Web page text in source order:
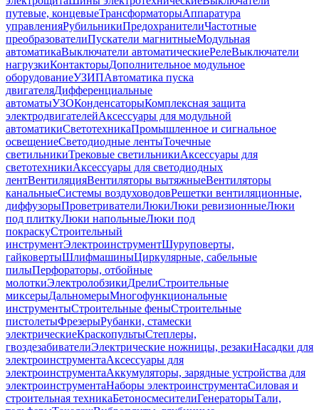
путевые, концевыеТрансформаторыАппаратура
управленияРубильникиПредохранителиЧастотные
преобразователиПускатели магнитныеМодульная
автоматикаВыключатели автоматическиеРелеВыключатели
нагрузкиКонтакторыДополнительное модульное
оборудованиеУЗИПАвтоматика пуска
двигателяДифференциальные
автоматыУЗОКонденсаторыКомплексная защита
электродвигателейАксессуары для модульной
автоматикиСветотехникаПромышленное и сигнальное
освещениеСветодиодные лентыТочечные
светильникиТрековые светильникиАксессуары для
светотехникиАксессуары для светодиодных
лентВентиляцияВентиляторы вытяжныеВентиляторы
канальныеСистемы воздуховодовРешетки вентиляционные,
диффузорыПроветривателиЛюкиЛюки ревизионныеЛюки
под плиткуЛюки напольныеЛюки под
покраскуСтроительный
инструментЭлектроинструментШуруповерты,
гайковертыШлифмашиныЦиркулярные, сабельные
пилыПерфораторы, отбойные
молоткиЭлектролобзикиДрелиСтроительные
миксерыДальномерыМногофункциональные
инструментыСтроительные феныСтроительные
пистолетыФрезерыРубанки, стамески
электрическиеКраскопультыСтеплеры,
гвоздезабивателиЭлектрические ножницы, резакиНасадки для
электроинструментаАксессуары для
электроинструментаАккумуляторы, зарядные устройства для
электроинструментаНаборы электроинструментаСиловая и
строительная техникаБетоносмесителиГенераторыТали,